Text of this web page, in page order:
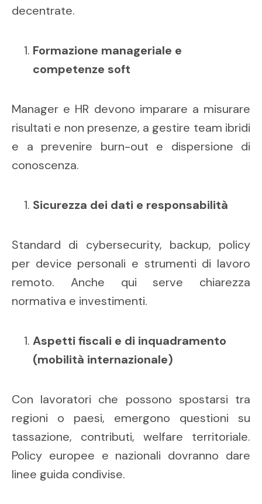
decentrate.
Formazione manageriale e
competenze soft
Manager e HR devono imparare a misurare
risultati e non presenze, a gestire team ibridi
e a prevenire burn-out e dispersione di
conoscenza.
Sicurezza dei dati e responsabilità
Standard di cybersecurity, backup, policy
per device personali e strumenti di lavoro
remoto. Anche qui serve chiarezza
normativa e investimenti.
Aspetti fiscali e di inquadramento
(mobilità internazionale)
Con lavoratori che possono spostarsi tra
regioni o paesi, emergono questioni su
tassazione, contributi, welfare territoriale.
Policy europee e nazionali dovranno dare
linee guida condivise.